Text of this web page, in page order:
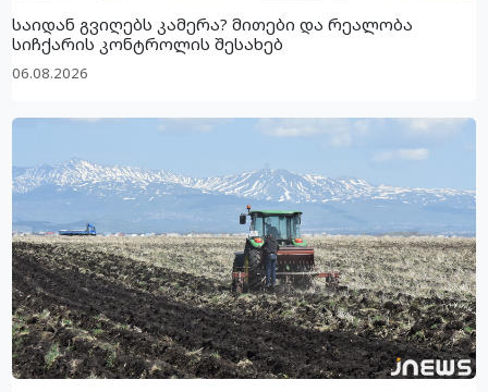
საიდან გვიღებს კამერა? მითები და რეალობა
სიჩქარის კონტროლის შესახებ
06.08.2026